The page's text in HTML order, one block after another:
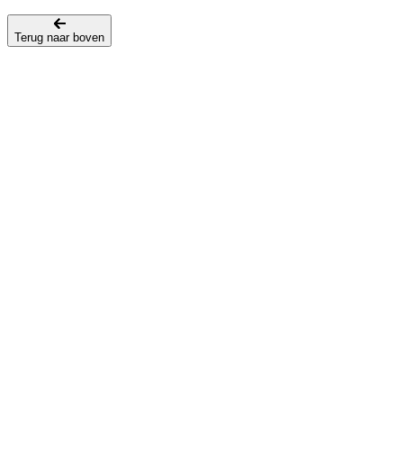
Terug naar boven